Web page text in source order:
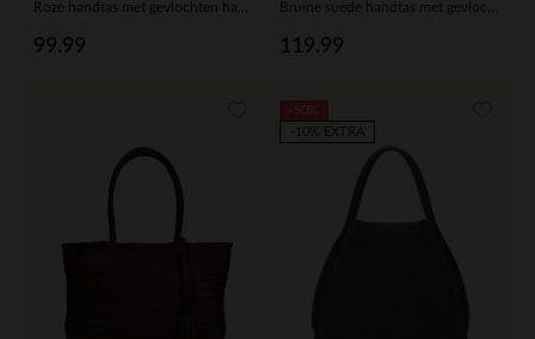
99.99 119.99
-10% EXTRA